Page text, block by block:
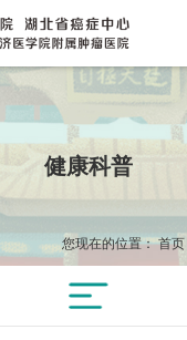
健康科普
您现在的位置： 首页